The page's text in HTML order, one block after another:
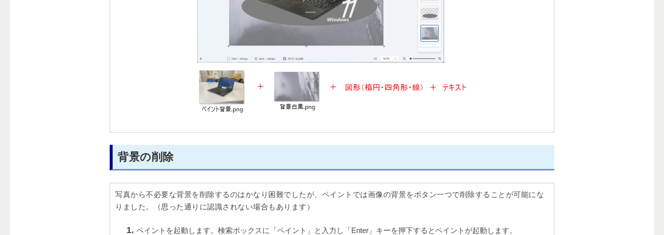
背景の削除
写真から不必要な背景を削除するのはかなり困難でしたが、ペイントでは画像の背景をボタン一つで削除することが可能にな
りました。（思った通りに認識されない場合もあります）
ペイントを起動します。検索ボックスに「ペイント」と入力し「Enter」キーを押下するとペイントが起動します。